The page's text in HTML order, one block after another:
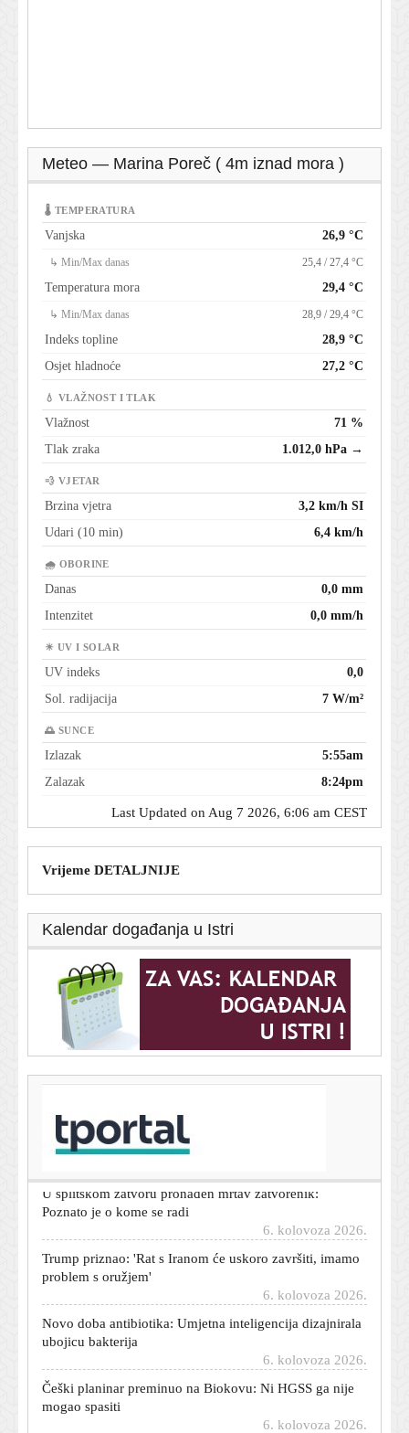
Meteo — Marina Poreč ( 4m iznad mora )
🌡 TEMPERATURA
Vanjska 26,9 °C
↳ Min/Max danas 25,4 / 27,4 °C
Temperatura mora 29,4 °C
↳ Min/Max danas 28,9 / 29,4 °C
Indeks topline
28,9 °C
Osjet hladnoće
27,2 °C
💧 VLAŽNOST I TLAK
Vlažnost
71 %
Tlak zraka
1.012,0 hPa →
💨 VJETAR
Brzina vjetra
3,2 km/h SI
Udari (10 min)
6,4 km/h
🌧 OBORINE
Danas
0,0 mm
Intenzitet
0,0 mm/h
☀ UV I SOLAR
UV indeks
0,0
Sol. radijacija
7 W/m²
🌅 SUNCE
Izlazak
5:55am
Zalazak
8:24pm
Last Updated on Aug 7 2026, 6:06 am CEST
Vrijeme DETALJNIJE
Kalendar događanja u Istri
T-portal.hr
Dnevni horoskop za 7. kolovoza 2026. - što vam
zvijezde danas donose
Poznato je o kome se radi
Trump priznao: 'Rat s Iranom će uskoro završiti, imamo
problem s oružjem'
Novo doba antibiotika: Umjetna inteligencija dizajnirala
ubojicu bakterija
Češki planinar preminuo na Biokovu: Ni HGSS ga nije
mogao spasiti